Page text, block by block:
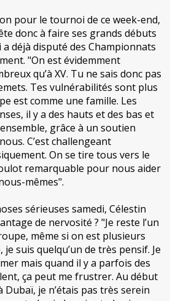
pour le tournoi de ce week-end,
donc à faire ses grands débuts
déjà disputé des Championnats
"On est évidemment
qu’à XV. Tu ne sais donc pas
Tes vulnérabilités sont plus
est comme une famille. Les
il y a des hauts et des bas et
grâce à un soutien
C’est challengeant
On se tire tous vers le
remarquable pour nous aider
mêmes".
sérieuses samedi, Célestin
de nervosité ? "Je reste l’un
même si on est plusieurs
suis quelqu’un de très pensif. Je
mais quand il y a parfois des
ça peut me frustrer. Au début
je n’étais pas très serein